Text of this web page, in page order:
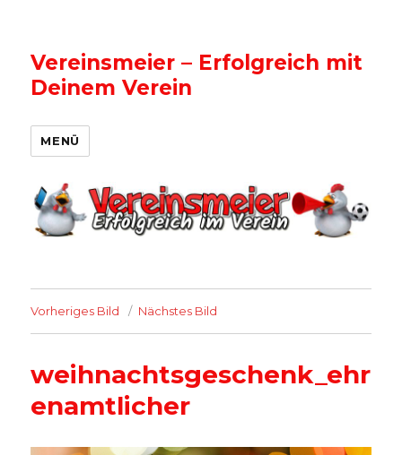
Vereinsmeier – Erfolgreich mit
Deinem Verein
MENÜ
Vorheriges Bild Nächstes Bild
weihnachtsgeschenk_ehr
enamtlicher